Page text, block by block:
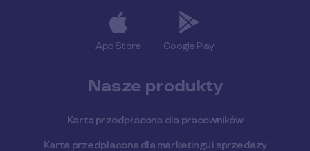
App Store Google Play
Nasze produkty
Karta przedpłacona dla pracowników
Karta przedpłacona dla marketingu i sprzedaży